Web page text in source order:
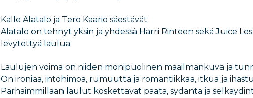
Kalle Alatalo ja Tero Kaario säestävät.
Alatalo on tehnyt yksin ja yhdessä Harri Rinteen sekä Juice
levytettyä laulua.
Laulujen voima on niiden monipuolinen maailmankuva ja
On ironiaa, intohimoa, rumuutta ja romantiikkaa, itkua ja
Parhaimmillaan laulut koskettavat päätä, sydäntä ja